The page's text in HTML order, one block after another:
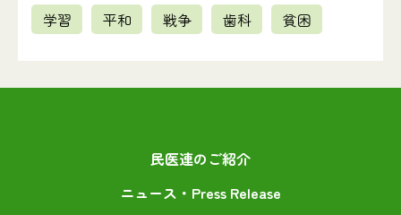
学習
平和 戦争 歯科 貧困
民医連のご紹介
ニュース・Press Release